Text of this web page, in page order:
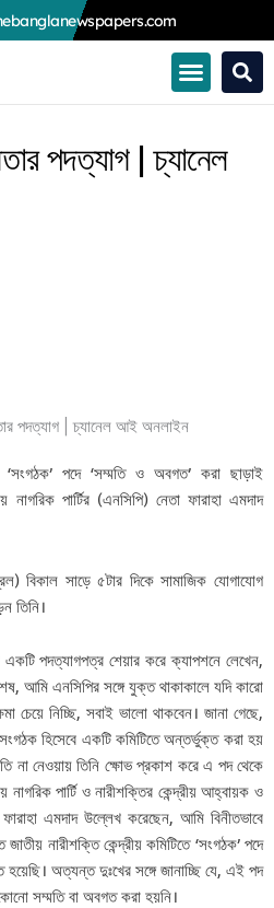
পদত্যাগ | চ্যানেল
‘সংগঠক’ পদে ‘সম্মতি ও অবগত’ করা ছাড়াই
পার্টির (এনসিপি) নেতা ফারাহা এমদাদ
বিকাল সাড়ে ৫টার দিকে সামাজিক যোগাযোগ
তিনি।
পদত্যাগপত্র শেয়ার করে ক্যাপশনে লেখেন,
আমি এনসিপির সঙ্গে যুক্ত থাকাকালে যদি কারো
চেয়ে নিচ্ছি, সবাই ভালো থাকবেন। জানা গেছে,
হিসেবে একটি কমিটিতে অন্তর্ভুক্ত করা হয়
না নেওয়ায় তিনি ক্ষোভ প্রকাশ করে এ পদ থেকে
নাগরিক পার্টি ও নারীশক্তির কেন্দ্রীয় আহ্বায়ক ও
এমদাদ উল্লেখ করেছেন, আমি বিনীতভাবে
নারীশক্তি কেন্দ্রীয় কমিটিতে ‘সংগঠক’ পদে
অত্যন্ত দুঃখের সঙ্গে জানাচ্ছি যে, এই পদ
সম্মতি বা অবগত করা হয়নি।